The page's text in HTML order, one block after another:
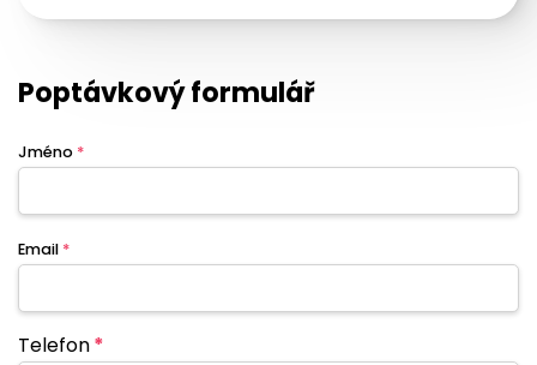
Poptávkový formulář
Jméno *
Email *
Telefon*